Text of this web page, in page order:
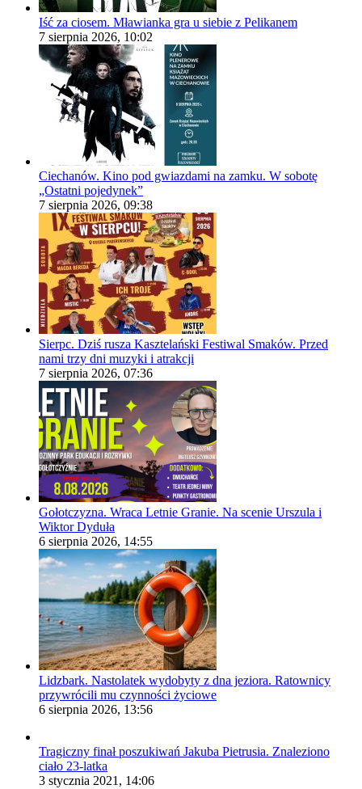
Iść za ciosem. Mławianka gra u siebie z Pelikanem
7 sierpnia 2026, 10:02
Ciechanów. Kino pod gwiazdami na zamku. W sobotę
„Ostatni pojedynek”
7 sierpnia 2026, 09:38
Sierpc. Dziś rusza Kasztelański Festiwal Smaków. Przed
nami trzy dni muzyki i atrakcji
7 sierpnia 2026, 07:36
Gołotczyzna. Wraca Letnie Granie. Na scenie Urszula i
Wiktor Dyduła
6 sierpnia 2026, 14:55
Lidzbark. Nastolatek wydobyty z dna jeziora. Ratownicy
przywrócili mu czynności życiowe
6 sierpnia 2026, 13:56
Tragiczny finał poszukiwań Jakuba Pietrusia. Znaleziono
ciało 23-latka
3 stycznia 2021, 14:06